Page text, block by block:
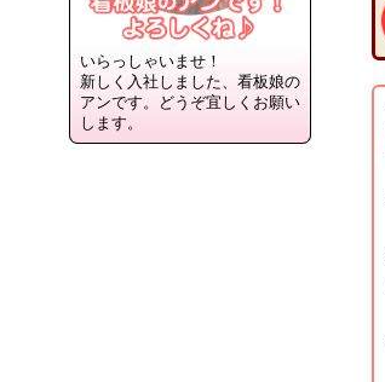
いらっしゃいませ！
新しく入社しました、看板娘の
アンです。どうぞ宜しくお願い
します。